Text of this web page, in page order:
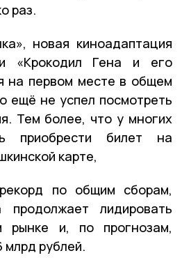
раз.
новая киноадаптация
«Крокодил Гена и его
на первом месте в общем
ещё не успел посмотреть
Тем более, что у многих
приобрести билет на
карте,
по общим сборам,
продолжает лидировать
рынке и, по прогнозам,
млрд рублей.